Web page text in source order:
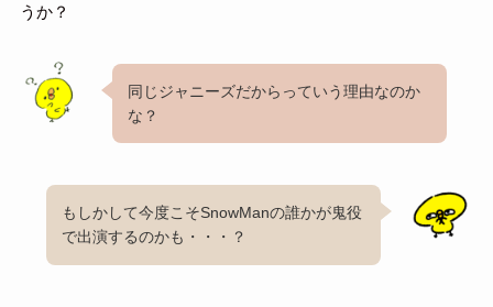
うか？
同じジャニーズだからっていう理由なのか
な？
もしかして今度こそSnowManの誰かが鬼役
で出演するのかも・・・？